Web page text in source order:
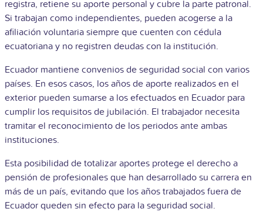
registra, retiene su aporte personal y cubre la parte patronal.
Si trabajan como independientes, pueden acogerse a la
afiliación voluntaria siempre que cuenten con cédula
ecuatoriana y no registren deudas con la institución.
Ecuador mantiene convenios de seguridad social con varios
países. En esos casos, los años de aporte realizados en el
exterior pueden sumarse a los efectuados en Ecuador para
cumplir los requisitos de jubilación. El trabajador necesita
tramitar el reconocimiento de los periodos ante ambas
instituciones.
Esta posibilidad de totalizar aportes protege el derecho a
pensión de profesionales que han desarrollado su carrera en
más de un país, evitando que los años trabajados fuera de
Ecuador queden sin efecto para la seguridad social.